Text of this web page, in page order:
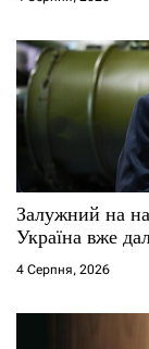
в
Залужний на
Україна вже
4 Серпня, 2026